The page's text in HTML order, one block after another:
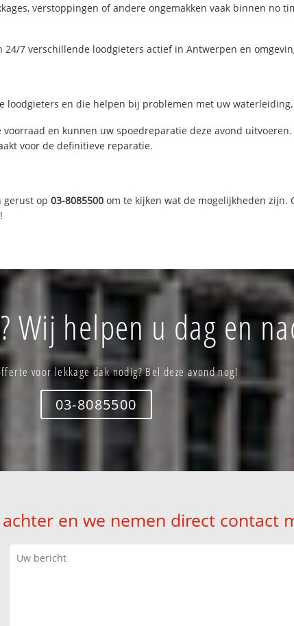
verstoppingen of andere ongemakken vaak binnen no
7 verschillende loodgieters actief in Antwerpen en
en die helpen bij problemen met uw waterleiding,
en kunnen uw spoedreparatie deze avond
voor de definitieve reparatie.
gerust op03-8085500 om te kijken wat de mogelijkheden zijn.
Wij helpen u dag en
voor lekkage dak nodig? Bel deze avond nog!
03-8085500
en we nemen direct contact